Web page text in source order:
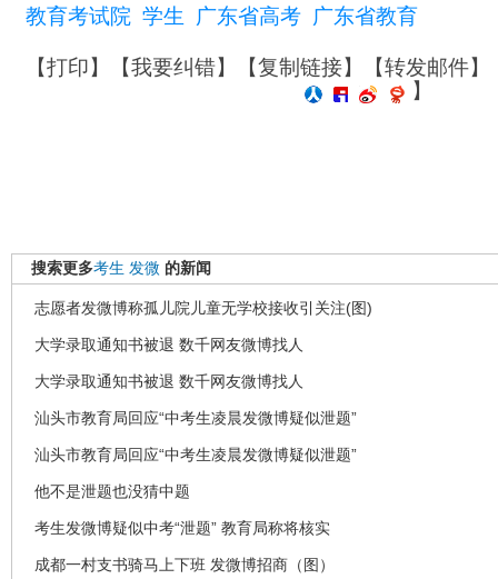
教育考试院 学生 广东省高考 广东省教育
【打印】【我要纠错】【复制链接】【转发邮件】
】
搜索更多考生 发微 的新闻
志愿者发微博称孤儿院儿童无学校接收引关注(图)
大学录取通知书被退 数千网友微博找人
大学录取通知书被退 数千网友微博找人
汕头市教育局回应“中考生凌晨发微博疑似泄题”
汕头市教育局回应“中考生凌晨发微博疑似泄题”
他不是泄题也没猜中题
考生发微博疑似中考“泄题” 教育局称将核实
成都一村支书骑马上下班 发微博招商（图）